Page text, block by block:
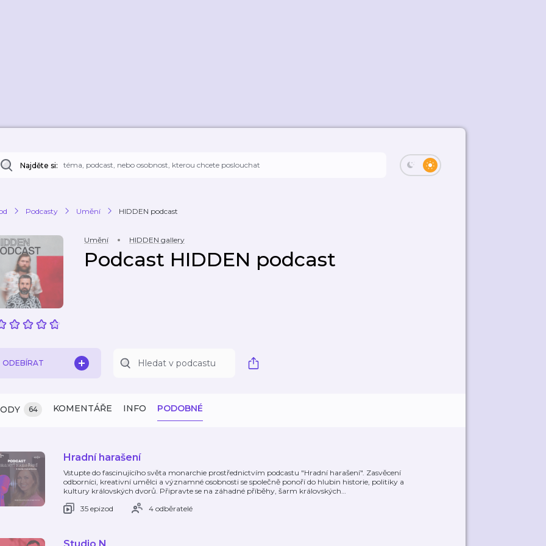
Najděte si:
Podcasty Umění HIDDEN podcast
Umění HIDDEN gallery
Podcast HIDDEN podcast
ODEBÍRAT
64 KOMENTÁŘE INFO PODOBNÉ
Hradní harašení
Vstupte do fascinujícího světa monarchie prostřednictvím podcastu "Hradní harašení". Zasvěcení
odborníci, kreativní umělci a významné osobnosti se společně ponoří do hlubin historie, politiky a
kultury královských dvorů. Připravte se na záhadné příběhy, šarm královských…
35 epizod
4 odběratelé